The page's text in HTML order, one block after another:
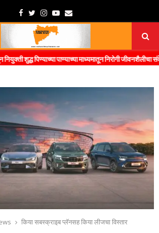
Facebook
TwitterInstagram
Youtube
Email
पाण्याच्या माध्यमातून निरोगी जीवनशैलीचा संदेश
किया सबस्क्राइब प्लॅनसह किया लीजचा विस्तार